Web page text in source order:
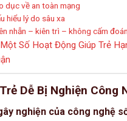
dục về an toàn mạng
hiểu lý do sâu xa
nhẫn – kiên trì – không cấm
Một Số Hoạt Động Giúp Trẻ
Dễ Bị Nghiện Công
nghiện của công nghệ